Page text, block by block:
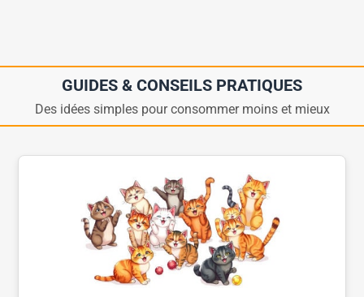
GUIDES & CONSEILS PRATIQUES
Des idées simples pour consommer moins et mieux